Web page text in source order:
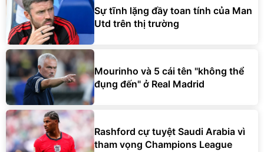
Sự tĩnh lặng đầy toan tính của Man
Utd trên thị trường
Mourinho và 5 cái tên "không thể
đụng đến" ở Real Madrid
Rashford cự tuyệt Saudi Arabia vì
tham vọng Champions League